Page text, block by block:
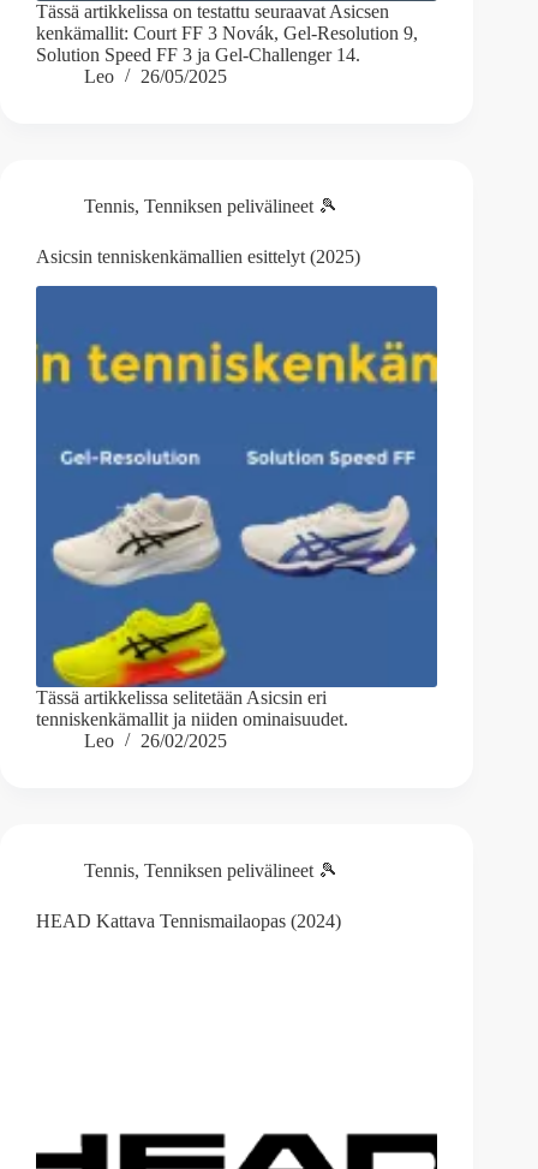
Tässä artikkelissa on testattu seuraavat Asicsen
kenkämallit: Court FF 3 Novák, Gel-Resolution 9,
Solution Speed FF 3 ja Gel-Challenger 14.
Leo
26/05/2025
Tennis, Tenniksen pelivälineet 🎾
Asicsin tenniskenkämallien esittelyt (2025)
Tässä artikkelissa selitetään Asicsin eri
tenniskenkämallit ja niiden ominaisuudet.
Leo
26/02/2025
Tennis, Tenniksen pelivälineet 🎾
HEAD Kattava Tennismailaopas (2024)